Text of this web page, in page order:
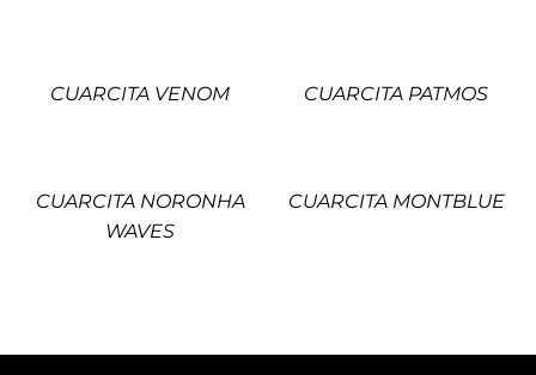
CUARCITA VENOM CUARCITA PATMOS
CUARCITA NORONHA
WAVES
CUARCITA MONTBLUE